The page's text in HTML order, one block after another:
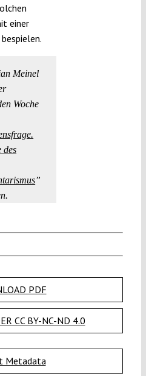
einer
Meinel
Woche
des
”
PDF
CC BY-NC-ND 4.0
Metadata